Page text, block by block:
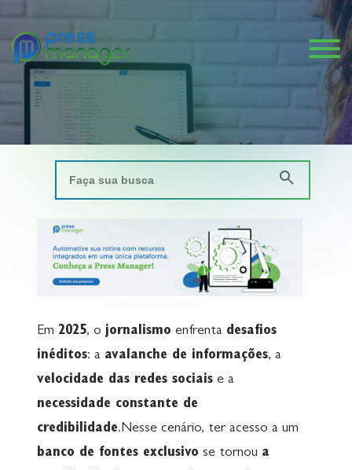
Em 2025, o jornalismo enfrenta desafios
inéditos: a avalanche de informações, a
velocidade das redes sociais e a
necessidade constante de
credibilidade.Nesse cenário, ter acesso a um
banco de fontes exclusivo se tornou a